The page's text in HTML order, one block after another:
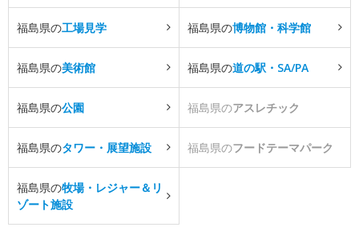
福島県の工場見学 福島県の博物館・科学館
福島県の美術館 福島県の道の駅・SA/PA
福島県の公園 福島県のアスレチック
福島県のタワー・展望施設 福島県のフードテーマパーク
福島県の牧場・レジャー＆リ
ゾート施設